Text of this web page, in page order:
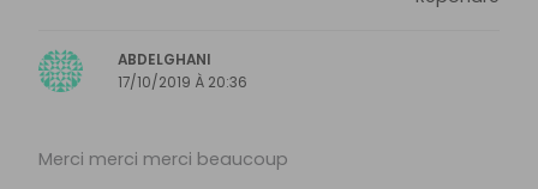
ABDELGHANI
17/10/2019 À 20:36
Merci merci merci beaucoup